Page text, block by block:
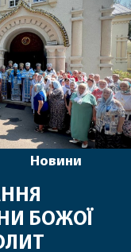
Новини
БОЖОЇ